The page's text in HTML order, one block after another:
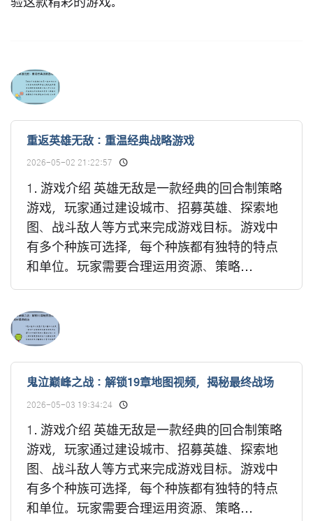
验这款精彩的游戏。
重返英雄无敌：重温经典战略游戏
2026-05-02 21:22:57
1. 游戏介绍 英雄无敌是一款经典的回合制策略
游戏，玩家通过建设城市、招募英雄、探索地
图、战斗敌人等方式来完成游戏目标。游戏中
有多个种族可选择，每个种族都有独特的特点
和单位。玩家需要合理运用资源、策略...
鬼泣巅峰之战：解锁19章地图视频，揭秘最终战场
2026-05-03 19:34:24
1. 游戏介绍 英雄无敌是一款经典的回合制策略
游戏，玩家通过建设城市、招募英雄、探索地
图、战斗敌人等方式来完成游戏目标。游戏中
有多个种族可选择，每个种族都有独特的特点
和单位。玩家需要合理运用资源、策略...